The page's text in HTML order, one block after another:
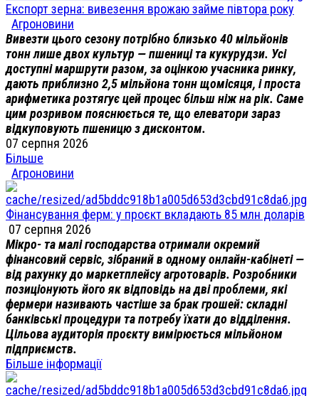
Експорт зерна: вивезення врожаю займе півтора року
Агроновини
Вивезти цього сезону потрібно близько 40 мільйонів
тонн лише двох культур — пшениці та кукурудзи. Усі
доступні маршрути разом, за оцінкою учасника ринку,
дають приблизно 2,5 мільйона тонн щомісяця, і проста
арифметика розтягує цей процес більш ніж на рік. Саме
цим розривом пояснюється те, що елеватори зараз
відкуповують пшеницю з дисконтом.
07 серпня 2026
Більше
Агроновини
Фінансування ферм: у проєкт вкладають 85 млн доларів
07 серпня 2026
Мікро- та малі господарства отримали окремий
фінансовий сервіс, зібраний в одному онлайн-кабінеті —
від рахунку до маркетплейсу агротоварів. Розробники
позиціонують його як відповідь на дві проблеми, які
фермери називають частіше за брак грошей: складні
банківські процедури та потребу їхати до відділення.
Цільова аудиторія проєкту вимірюється мільйоном
підприємств.
Більше інформації